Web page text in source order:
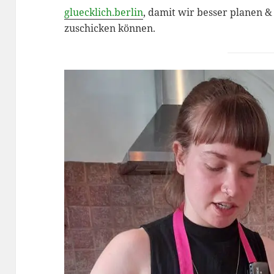
gluecklich.berlin, damit wir besser planen
zuschicken können.